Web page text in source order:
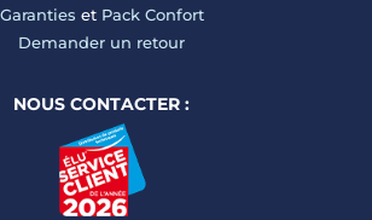
Garanties et Pack Confort
Demander un retour
NOUS CONTACTER :